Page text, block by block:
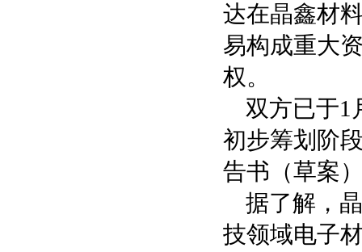
达在晶鑫材
易构成重大
权。
双方已于1
初步筹划阶
告书（草案
据了解，
技领域电子